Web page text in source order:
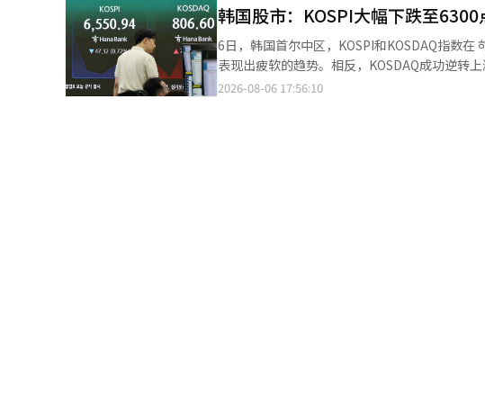
则净卖出2482亿韩元。 KOSDAQ市值前列的股票表现不一。以伊奥科技（5.96%）、阿尔特基（5.60%）、艾比尔
生物（3.62%）、生态科技（1.82%）、生态
人（0.52%）等为代表的股票上涨。相反，主成工程
员李京敏表示：“国内股市中，内存相关的投
称：“随着跌幅的扩大，卖出侧卡被触发。” 他进一步指出：“消费品和钢铁行业呈现轮动交易的趋势，各行业之间
5.89%，SK海力士下跌8.75%。SK Square和
彭博社报道称，“韩国综合股价指数在亚洲主
盘后交易中分别下跌8%和12%，这被分析为抑制了亚洲内存半
场预期的业绩，但未来的增长前景未能满足投
价中得到充分反映，业绩预期的失望导致了投资者的获利了结。 全春全球投资组合经
韩国股市：KOSPI大幅下跌至
6日，韩国首尔中区，KOSPI和KOSDAQ指数在 하나은행 交易室显示。 KOSPI在
表现出疲软的趋势。相反，KOSDAQ成功逆转上涨，重新突破800点。 根据韩
KOSPI较前一交易日下跌305.12点（4.62%）
2026-08-06 17:56:10